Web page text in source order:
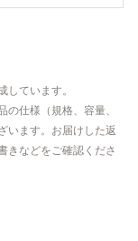
ています。
仕様（規格、容量、
います。お届けした返
きなどをご確認くださ